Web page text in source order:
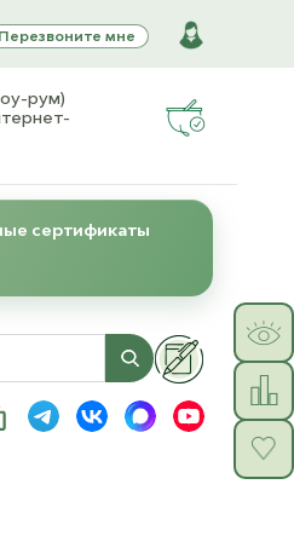
Перезвоните мне
рум)
сертификаты